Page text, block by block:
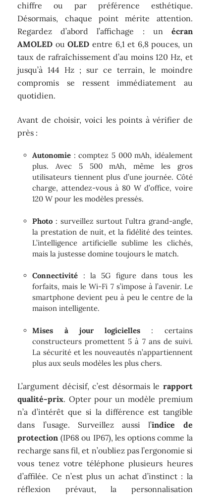
chiffre ou par préférence esthétique.
Désormais, chaque point mérite attention.
Regardez d’abord l’affichage : un écran
AMOLED ouOLED entre 6,1 et 6,8 pouces, un
taux de rafraîchissement d’au moins 120 Hz, et
jusqu’à 144 Hz ; sur ce terrain, le moindre
compromis se ressent immédiatement au
quotidien.
Avant de choisir, voici les points à vérifier de
près :
Autonomie : comptez 5 000 mAh, idéalement
plus. Avec 5 500 mAh, même les gros
utilisateurs tiennent plus d’une journée. Côté
charge, attendez-vous à 80 W d’office, voire
120 W pour les modèles pressés.
Photo : surveillez surtout l’ultra grand-angle,
la prestation de nuit, et la fidélité des teintes.
L’intelligence artificielle sublime les clichés,
mais la justesse domine toujours le match.
Connectivité : la 5G figure dans tous les
forfaits, mais le Wi-Fi 7 s’impose à l’avenir. Le
smartphone devient peu à peu le centre de la
maison intelligente.
Mises à jour logicielles : certains
constructeurs promettent 5 à 7 ans de suivi.
La sécurité et les nouveautés n’appartiennent
plus aux seuls modèles les plus chers.
L’argument décisif, c’est désormais le rapport
qualité-prix. Opter pour un modèle premium
n’a d’intérêt que si la différence est tangible
dans l’usage. Surveillez aussi l’indice de
protection (IP68 ou IP67), les options comme la
recharge sans fil, et n’oubliez pas l’ergonomie si
vous tenez votre téléphone plusieurs heures
d’affilée. Ce n’est plus un achat d’instinct : la
réflexion prévaut, la personnalisation